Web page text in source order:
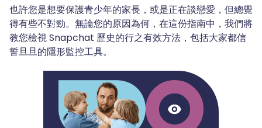
也許您是想要保護青少年的家長，或是正在談戀愛，但總覺
得有些不對勁。無論您的原因為何，在這份指南中，我們將
教您檢視 Snapchat 歷史的行之有效方法，包括大家都信
誓旦旦的隱形監控工具。